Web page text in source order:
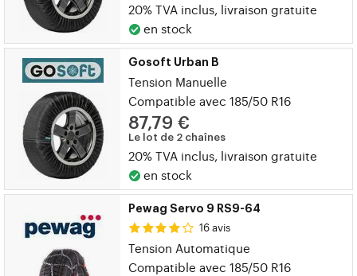
20% TVA inclus, livraison gratuite
en stock
Gosoft Urban B
Tension Manuelle
Compatible avec 185/50 R16
87,79 €
Le lot de 2 chaînes
20% TVA inclus, livraison gratuite
en stock
Pewag Servo 9 RS9-64
16 avis
Tension Automatique
Compatible avec 185/50 R16